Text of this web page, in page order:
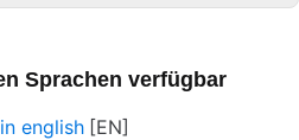
Sprachen verfügbar
english